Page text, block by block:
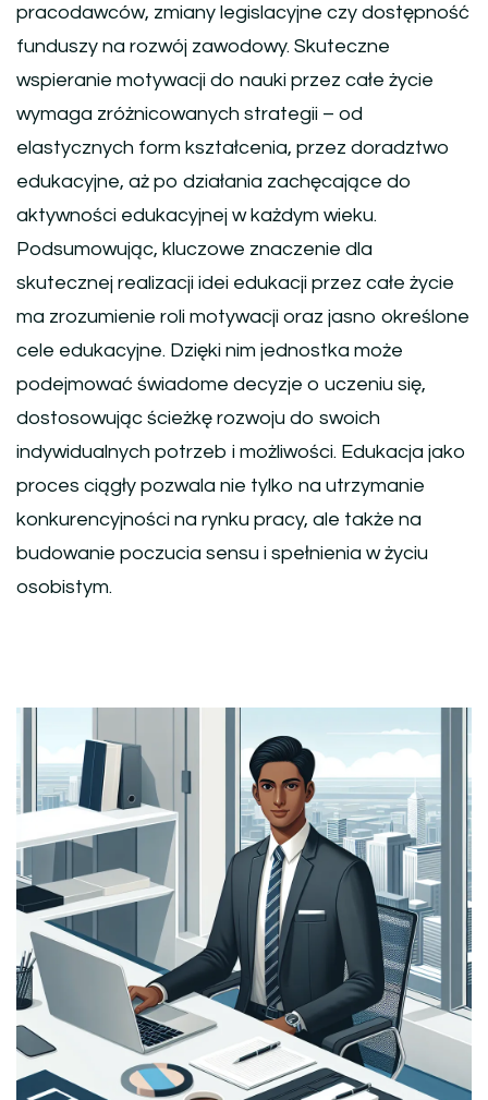
pracodawców, zmiany legislacyjne czy dostępność
funduszy na rozwój zawodowy. Skuteczne
wspieranie motywacji do nauki przez całe życie
wymaga zróżnicowanych strategii – od
elastycznych form kształcenia, przez doradztwo
edukacyjne, aż po działania zachęcające do
aktywności edukacyjnej w każdym wieku.
Podsumowując, kluczowe znaczenie dla
skutecznej realizacji idei edukacji przez całe życie
ma zrozumienie roli motywacji oraz jasno określone
cele edukacyjne. Dzięki nim jednostka może
podejmować świadome decyzje o uczeniu się,
dostosowując ścieżkę rozwoju do swoich
indywidualnych potrzeb i możliwości. Edukacja jako
proces ciągły pozwala nie tylko na utrzymanie
konkurencyjności na rynku pracy, ale także na
budowanie poczucia sensu i spełnienia w życiu
osobistym.
Nawigacja
wpisu